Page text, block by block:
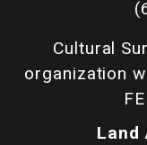
Cultural
organization
Land